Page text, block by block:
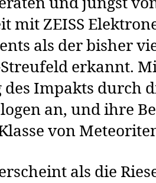
mit ZEISS
als der bisher
erkannt.
des Impakts durch
an, und ihre
von
als die